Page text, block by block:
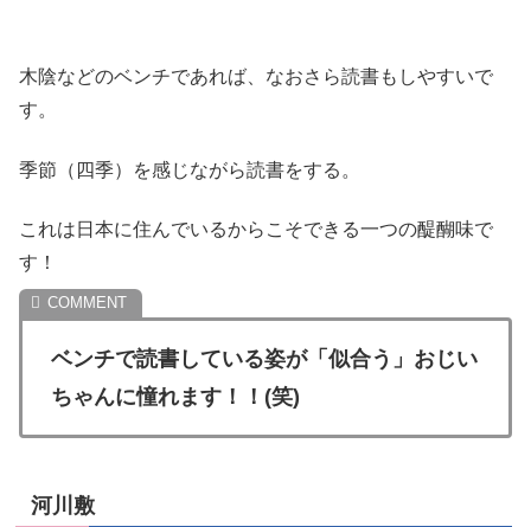
木陰などのベンチであれば、なおさら読書もしやすいで
す。
季節（四季）を感じながら読書をする。
これは日本に住んでいるからこそできる一つの醍醐味で
す！
ベンチで読書している姿が「似合う」おじい
ちゃんに憧れます！！(笑)
河川敷